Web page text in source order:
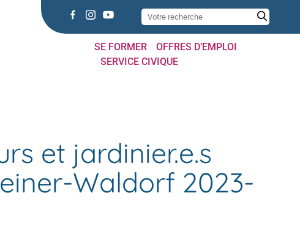
SE FORMER
OFFRES D’EMPLOI
SERVICE CIVIQUE
et jardinier.e.s
Waldorf 2023-